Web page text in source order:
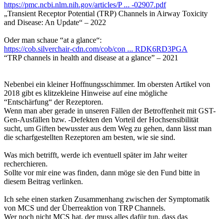
https://pmc.ncbi.nlm.nih.gov/articles/P ... -02907.pdf
„Transient Receptor Potential (TRP) Channels in Airway Toxicity
and Disease: An Update“ – 2022
Oder man schaue “at a glance“:
https://cob.silverchair-cdn.com/cob/con ... RDK6RD3PGA
“TRP channels in health and disease at a glance” – 2021
Nebenbei ein kleiner Hoffnungsschimmer. Im obersten Artikel von
2018 gibt es klitzekleine Hinweise auf eine mögliche
“Entschärfung“ der Rezeptoren.
Wenn man aber gerade in unseren Fällen der Betroffenheit mit GST-
Gen-Ausfällen bzw. -Defekten den Vorteil der Hochsensibilität
sucht, um Giften bewusster aus dem Weg zu gehen, dann lässt man
die scharfgestellten Rezeptoren am besten, wie sie sind.
Was mich betrifft, werde ich eventuell später im Jahr weiter
recherchieren.
Sollte vor mir eine was finden, dann möge sie den Fund bitte in
diesem Beitrag verlinken.
Ich sehe einen starken Zusammenhang zwischen der Symptomatik
von MCS und der Überreaktion von TRP Channels.
Wer noch nicht MCS hat, der muss alles dafür tun, dass das